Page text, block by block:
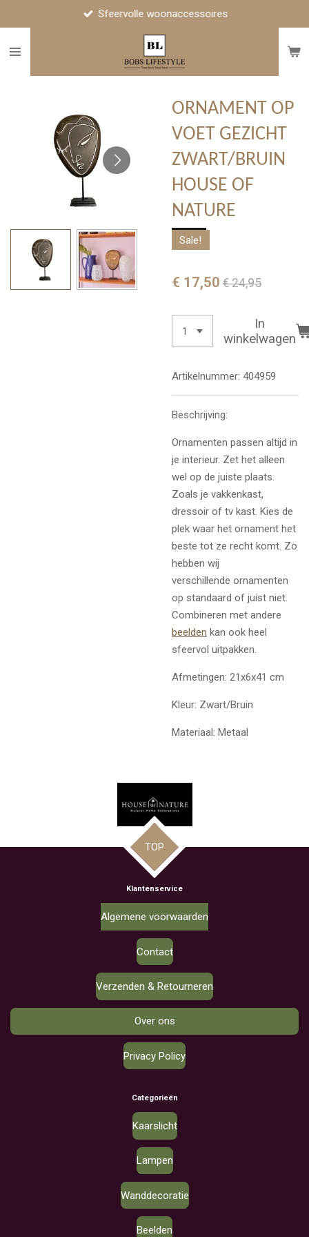
naar
Sfeervolle woonaccessoires
ORNAMENT OP
VOET GEZICHT
ZWART/BRUIN
HOUSE OF
NATURE
Sale!
€ 17,50 € 24,95
In
winkelwagen
Artikelnummer: 404959
Beschrijving:
Ornamenten passen altijd in
je interieur. Zet het alleen
wel op de juiste plaats.
Zoals je vakkenkast,
dressoir of tv kast. Kies de
plek waar het ornament het
beste tot ze recht komt. Zo
hebben wij
verschillende ornamenten
op standaard of juist niet.
Combineren met andere
beelden kan ook heel
sfeervol uitpakken.
Afmetingen: 21x6x41 cm
Kleur: Zwart/Bruin
Materiaal: Metaal
TOP
Klantenservice
Algemene voorwaarden
Contact
Verzenden & Retourneren
Over ons
Privacy Policy
Categorieën
Kaarslicht
Lampen
Wanddecoratie
Beelden